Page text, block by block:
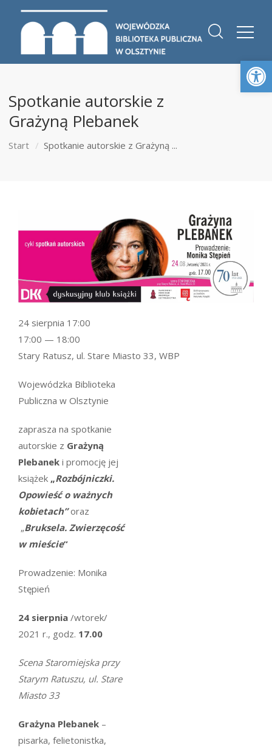
Spotkanie autorskie z
Grażyną Plebanek
Start Spotkanie autorskie z Grażyną ...
Wojewódzka Biblioteka
Publiczna w Olsztynie
zaprasza na spotkanie
autorskie z Grażyną
Plebanek i promocję jej
książek „Rozbójniczki.
Opowieść o ważnych
kobietach”oraz
„Bruksela. Zwierzęcość
w mieście”
Prowadzenie: Monika
Stępień
24 sierpnia /wtorek/
2021 r., godz. 17.00
Scena Staromiejska przy
Starym Ratuszu, ul. Stare
Miasto 33
Grażyna Plebanek –
pisarka, felietonistka,
24 sierpnia 17:00
17:00 — 18:00
Stary Ratusz, ul. Stare Miasto 33, WBP